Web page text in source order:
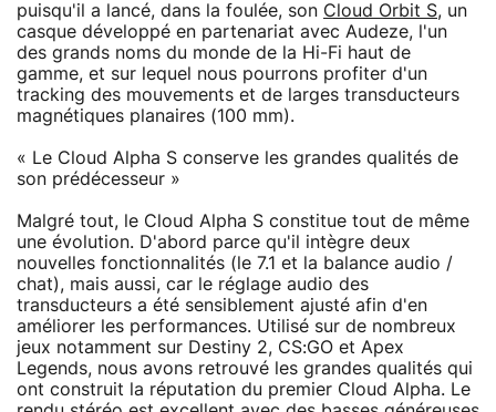
puisqu'il a lancé, dans la foulée, son Cloud Orbit S, un
casque développé en partenariat avec Audeze, l'un
des grands noms du monde de la Hi-Fi haut de
gamme, et sur lequel nous pourrons profiter d'un
tracking des mouvements et de larges transducteurs
magnétiques planaires (100 mm).
« Le Cloud Alpha S conserve les grandes qualités de
son prédécesseur »
Malgré tout, le Cloud Alpha S constitue tout de même
une évolution. D'abord parce qu'il intègre deux
nouvelles fonctionnalités (le 7.1 et la balance audio /
chat), mais aussi, car le réglage audio des
transducteurs a été sensiblement ajusté afin d'en
améliorer les performances. Utilisé sur de nombreux
jeux notamment sur Destiny 2, CS:GO et Apex
Legends, nous avons retrouvé les grandes qualités qui
ont construit la réputation du premier Cloud Alpha. Le